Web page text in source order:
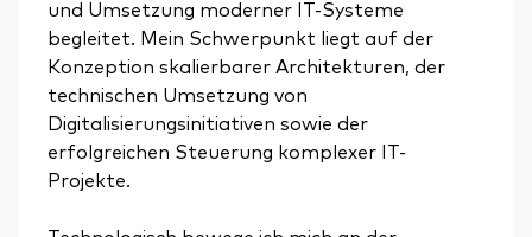
und Umsetzung moderner IT-Systeme
begleitet. Mein Schwerpunkt liegt auf der
Konzeption skalierbarer Architekturen, der
technischen Umsetzung von
Digitalisierungsinitiativen sowie der
erfolgreichen Steuerung komplexer IT-
Projekte.